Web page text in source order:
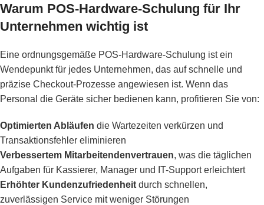
Warum POS-Hardware-Schulung für Ihr
Unternehmen wichtig ist
Eine ordnungsgemäße POS-Hardware-Schulung ist ein
Wendepunkt für jedes Unternehmen, das auf schnelle und
präzise Checkout-Prozesse angewiesen ist. Wenn das
Personal die Geräte sicher bedienen kann, profitieren Sie von:
Optimierten Abläufen die Wartezeiten verkürzen und
Transaktionsfehler eliminieren
Verbessertem Mitarbeitendenvertrauen, was die täglichen
Aufgaben für Kassierer, Manager und IT-Support erleichtert
Erhöhter Kundenzufriedenheit durch schnellen,
zuverlässigen Service mit weniger Störungen